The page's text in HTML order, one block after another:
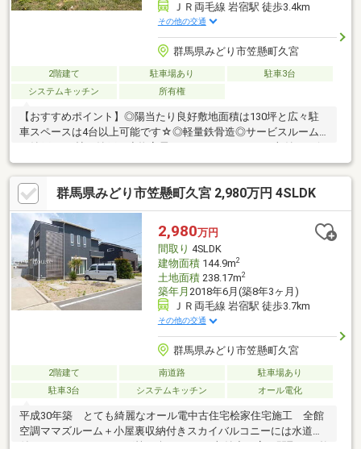
ＪＲ両毛線 岩宿駅 徒歩3.4km
その他の交通
群馬県みどり市笠懸町久宮
2階建て 駐車場あり
駐車3台
システムキッチン
所有権
【おすすめポイント】◎陽当たり良好敷地面積は130坪と広々駐
車スペースは4台以上可能です☆◎軽量鉄骨造◎サービスルーム
（納戸）4.6帖の納戸と小物家電やスーツケースなどの収納にお役
立ち♪■【0120-82-3388】へお気軽にお問い合わせください■■【ラ
ラハウス 太田】で検索♪ 最新情報を毎日更新中です！ 弊
社ホームページをご利用くださいませ☆☆
群馬県みどり市笠懸町久宮 2,980万円 4SLDK
2,980万円
間取り 4SLDK
建物面積144.9m2
土地面積238.17m2
築年月 2018年6月(築8年3ヶ月)
ＪＲ両毛線 岩宿駅 徒歩3.7km
その他の交通
群馬県みどり市笠懸町久宮
2階建て 南道路
駐車場あり
駐車3台
システムキッチン オール電化
平成30年築 とても綺麗なオール電中古住宅桧家住宅施工 全館
空調ママズルーム＋小屋裏収納付きスカイバルコニーには水道も